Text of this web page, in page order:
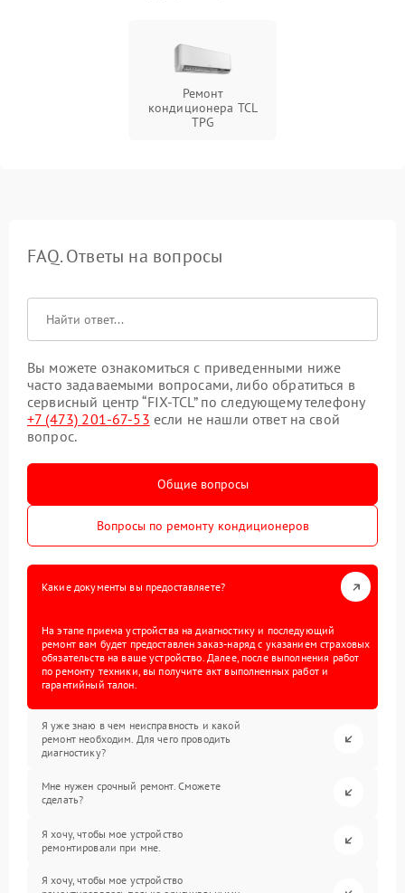
Ремонт
кондиционера TCL
TPG
FAQ. Ответы на вопросы
Вы можете ознакомиться с приведенными ниже
часто задаваемыми вопросами, либо обратиться в
сервисный центр “FIX-TCL” по следующему телефону
+7 (473) 201-67-53 если не нашли ответ на свой
вопрос.
Общие вопросы
Вопросы по ремонту кондиционеров
Какие документы вы предоставляете?
На этапе приема устройства на диагностику и последующий
ремонт вам будет предоставлен заказ-наряд с указанием страховых
обязательств на ваше устройство. Далее, после выполнения работ
по ремонту техники, вы получите акт выполненных работ и
гарантийный талон.
Я уже знаю в чем неисправность и какой
ремонт необходим. Для чего проводить
диагностику?
Мне нужен срочный ремонт. Сможете
сделать?
Я хочу, чтобы мое устройство
ремонтировали при мне.
Я хочу, чтобы мое устройство